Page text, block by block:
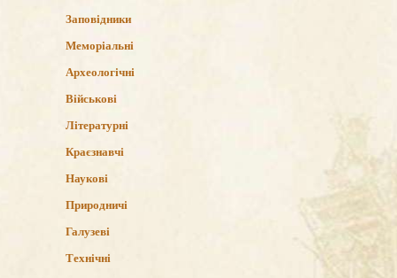
Заповідники
Меморіальні
Археологічні
Військові
Літературні
Краєзнавчі
Наукові
Природничі
Галузеві
Технічні